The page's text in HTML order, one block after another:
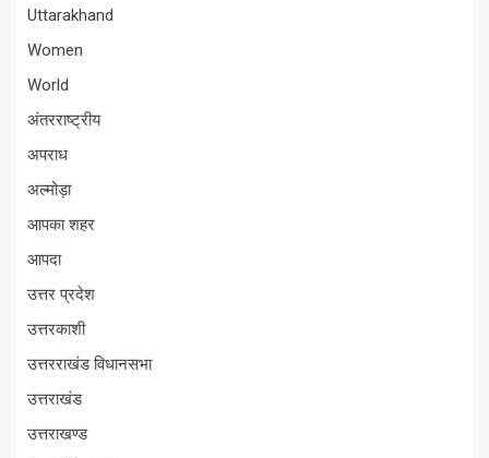
Uttarakhand
Women
World
अंतरराष्ट्रीय
अपराध
अल्मोड़ा
आपका शहर
आपदा
उत्तर प्रदेश
उत्तरकाशी
उत्तरराखंड विधानसभा
उत्तराखंड
उत्तराखण्ड